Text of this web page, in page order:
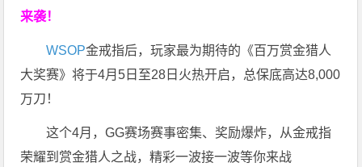
来袭！
WSOP金戒指后，玩家最为期待的《百万赏金猎人
大奖赛》将于4月5日至28日火热开启，总保底高达8,000
万刀！
这个4月，GG赛场赛事密集、奖励爆炸，从金戒指
荣耀到赏金猎人之战，精彩一波接一波等你来战